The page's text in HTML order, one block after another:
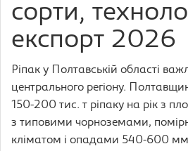
сорти,
експорт 2026
Ріпак у Полтавській області
центрального регіону.
150-200 тис. т ріпаку на рік з
з типовими чорноземами,
кліматом і опадами 540-600 мм